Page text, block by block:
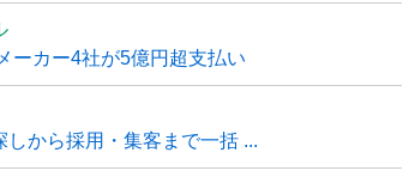
ーカー4社が5億円超支払い
しから採用・集客まで一括 ...